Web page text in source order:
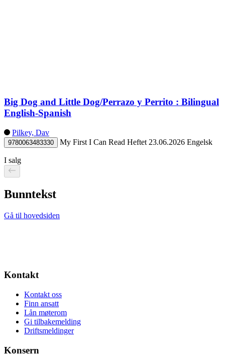
Big Dog and Little Dog/Perrazo y Perrito : Bilingual
English-Spanish
Pilkey, Dav
9780063483330 My First I Can Read Heftet 23.06.2026 Engelsk
I salg
Bunntekst
Gå til hovedsiden
Kontakt
Kontakt oss
Finn ansatt
Lån møterom
Gi tilbakemelding
Driftsmeldinger
Konsern